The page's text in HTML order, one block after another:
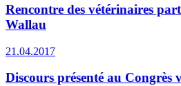
Rencontre des vétérinaires
Wallau
21.04.2017
Discours présenté au Congrès